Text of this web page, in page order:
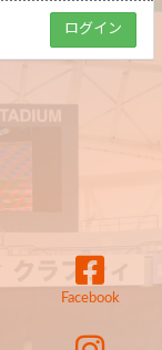
Facebook